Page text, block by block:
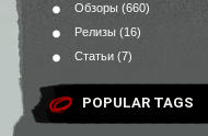
Обзоры (660)
Релизы (16)
Статьи (7)
POPULAR TAGS